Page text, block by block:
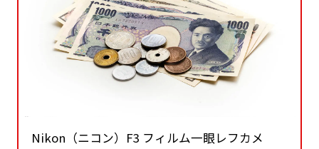
Nikon（ニコン）F3 フィルム一眼レフカメ